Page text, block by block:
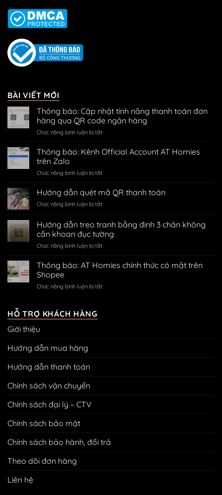
BÀI VIẾT MỚI
Thông báo: Cập nhật tính năng thanh toán đơn
hàng qua QR code ngân hàng
Chức năng bình luận bị tắtở
báo:
Cập
tính
thanh
qua
QR
Thông báo: Kênh Official Account AT Homies
trên Zalo
Chức năng bình luận bị tắtở
báo:
Kênh
AT
Homies
trên
Hướng dẫn quét mã QR thanh toán
Chức năng bình luận bị tắtở
quét
mã
QR
toán
Hướng dẫn treo tranh bằng đinh 3 chân không
cần khoan đục tường
Chức năng bình luận bị tắtở
dẫn
bằng
Thông báo: AT Homies chính thức có mặt trên
Shopee
Chức năng bình luận bị tắtở
HỖ TRỢ KHÁCH HÀNG
Giới thiệu
Hướng dẫn mua hàng
Hướng dẫn thanh toán
Chính sách vận chuyển
Chính sách đại lý – CTV
Chính sách bảo mật
Chính sách bảo hành, đổi trả
Theo dõi đơn hàng
Liên hệ